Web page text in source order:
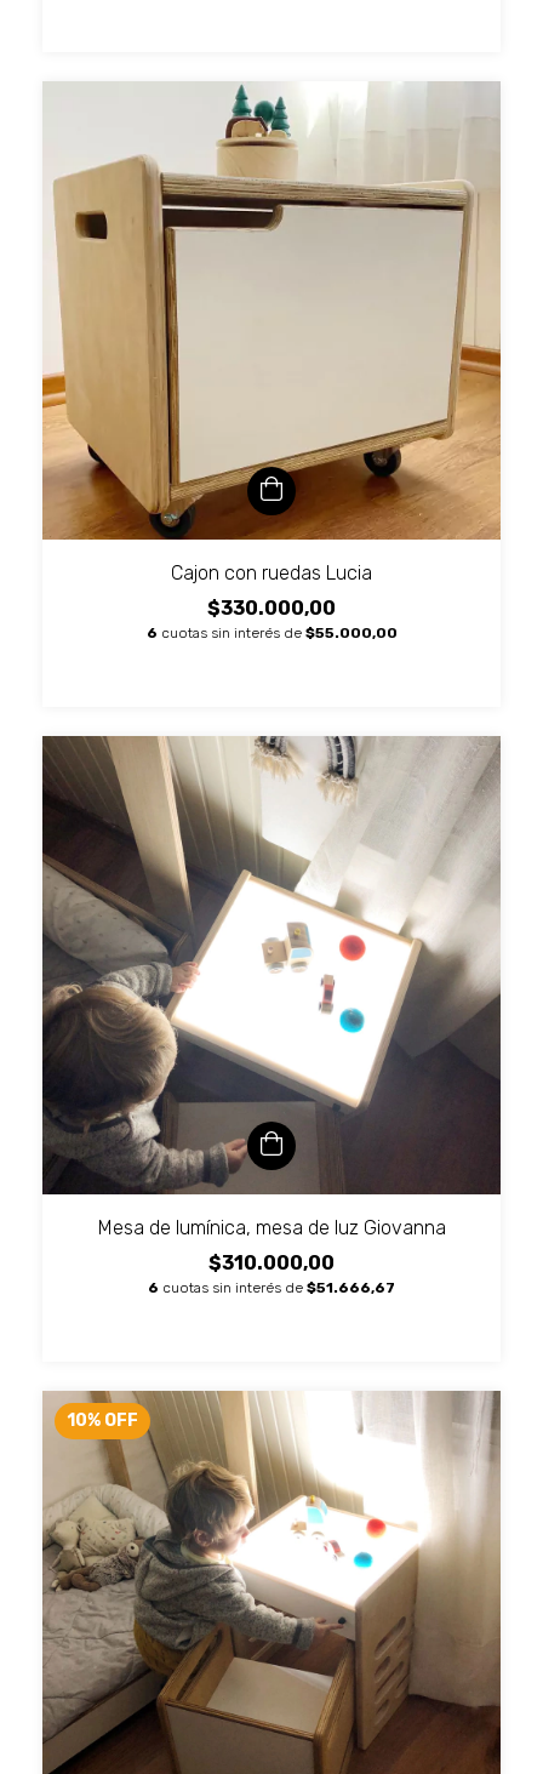
Cajon con ruedas Lucia
$330.000,00
6 cuotas sin interés de $55.000,00
Mesa de lumínica, mesa de luz Giovanna
$310.000,00
6 cuotas sin interés de $51.666,67
10% OFF